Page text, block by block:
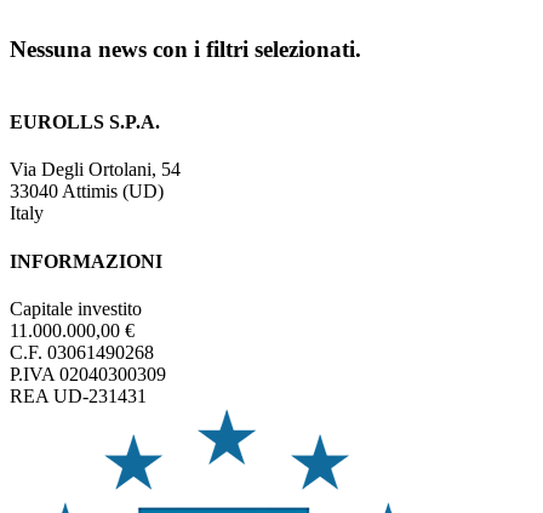
Nessuna news con i filtri selezionati.
EUROLLS S.P.A.
Via Degli Ortolani, 54
33040 Attimis (UD)
Italy
INFORMAZIONI
Capitale investito
11.000.000,00 €
C.F. 03061490268
P.IVA 02040300309
REA UD-231431